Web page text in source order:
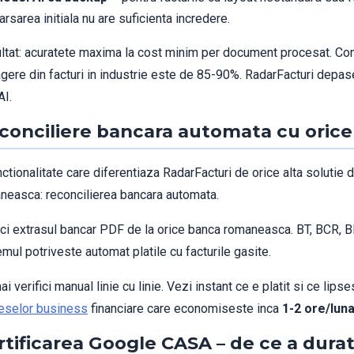
initiala nu are suficienta incredere.
acuratete maxima la cost minim per document procesat.
din facturi in industrie este de 85-90%. RadarFacturi
bancara automata cu
care diferentiaza RadarFacturi de orice alta solutie
reconcilierea bancara automata.
extrasul bancar PDF de la orice banca romaneasca. BT, BCR,
potriveste automat platile cu facturile gasite.
verifici manual linie cu linie. Vezi instant ce e platit si ce
business financiare care economiseste inca 1-2 ore/luna
Google CASA – de ce a